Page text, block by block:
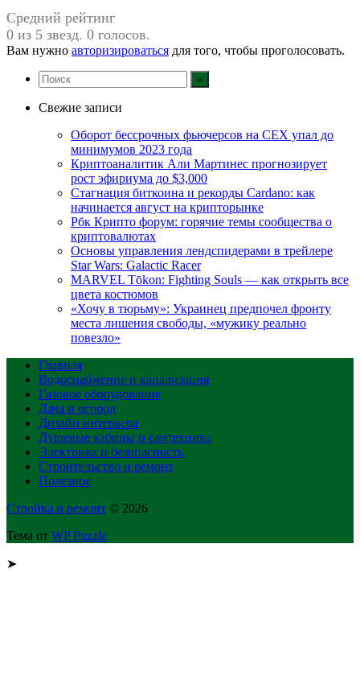
Средний рейтинг
0 из 5 звезд. 0 голосов.
Вам нужно авторизироваться для того, чтобы проголосовать.
Свежие записи
Оборот бессрочных фьючерсов на CEX упал до
минимумов 2023 года
Криптоаналитик Али Мартинес прогнозирует
рост эфириума до $3,000
Стагнация биткоина и рекорды Cardano: как
начинается август на крипторынке
Рбк Крипто форум: горячие темы сообщества о
криптовалютах
Основы управления лендспидерами в трейлере
Star Wars: Galactic Racer
MARVEL Tōkon: Fighting Souls — как открыть все
цвета костюмов
«Хочу в тюрьму»: Украинец предпочел фронту
места лишения свободы, «мужику реально
повезло»
Главная
Водоснабжение и канализация
Газовое оборудование
Дача и огород
Дизайн интерьера
Душевые кабины и сантехника
Электрика и безопасность
Строительство и ремонт
Полезное
Стройка и ремонт © 2026
Тема от WP Puzzle
➤